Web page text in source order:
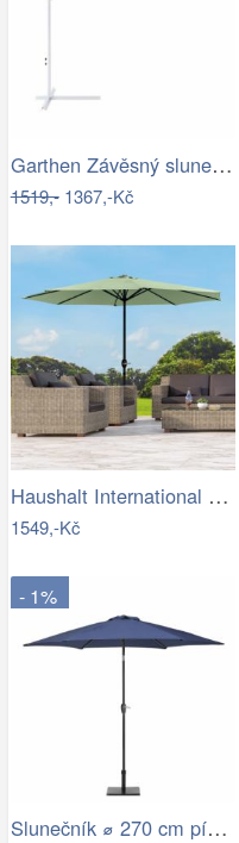
Garthen Závěsný slunečník s kličkou - 3…
1519,-1367,-Kč
Haushalt International Kovový slunečník…
1549,-Kč
- 1%
Slunečník ⌀ 270 cm pískově béžový VARESE